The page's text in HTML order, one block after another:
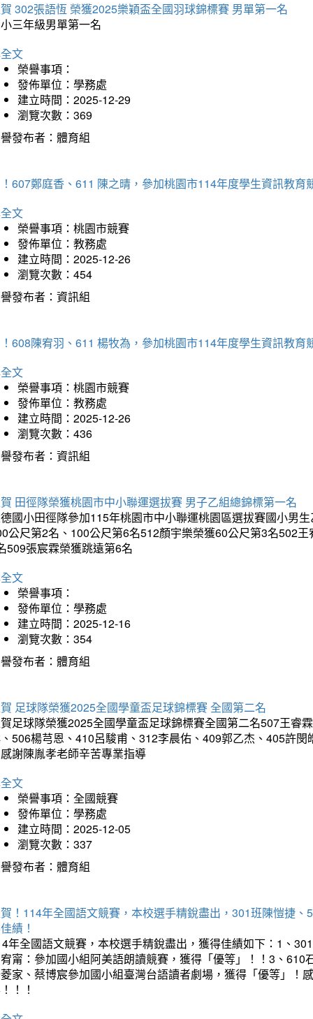
302張語恆 榮獲2025樂穎盃全國羽球錦標賽 男單第一名
三年級男單第一名
文
榮譽事項：
發佈單位：學務處
建立時間：2025-12-29
瀏覽次數：369
發布者：體育組
607鄭庭香、611 陳之晴，參加桃園市114年度學生資訊教育
文
榮譽事項：桃園市競賽
發佈單位：教務處
建立時間：2025-12-26
瀏覽次數：454
發布者：資訊組
608陳宥羽、611 楊牧為，參加桃園市114年度學生資訊教育
文
榮譽事項：桃園市競賽
發佈單位：教務處
建立時間：2025-12-26
瀏覽次數：436
發布者：資訊組
田徑隊榮獲桃園市中小聯運選拔賽 男子乙組總錦標第一名
國小田徑隊參加115年桃園市中小聯運桃園區選拔賽國小男
公尺第2名、100公尺第6名512顏宇樂榮獲60公尺第3名502
509張宸霖榮獲跳遠第6名
文
榮譽事項：
發佈單位：學務處
建立時間：2025-12-16
瀏覽次數：354
發布者：體育組
足球隊榮獲2025全國學童盃足球錦標賽 全國第二名
足球隊榮獲2025全國學童盃足球錦標賽全國第二名507王睿
506楊芎恩、410呂駿甫、312李晨佑、409郭乙杰、405許
謝陳胤孝老師辛苦專業指導
文
榮譽事項：全國競賽
發佈單位：學務處
建立時間：2025-12-05
瀏覽次數：337
發布者：體育組
！114年全國語文競賽，本校選手精銳盡出，301班陳愷捷
績！
年全國語文競賽，本校選手精銳盡出，獲得佳績如下：1、
甯：參加國小組阿美語朗讀競賽，獲得「優等」！！3、
家、蔡博宸參加國小組臺灣台語讀者劇場，獲得「優等」！
！！